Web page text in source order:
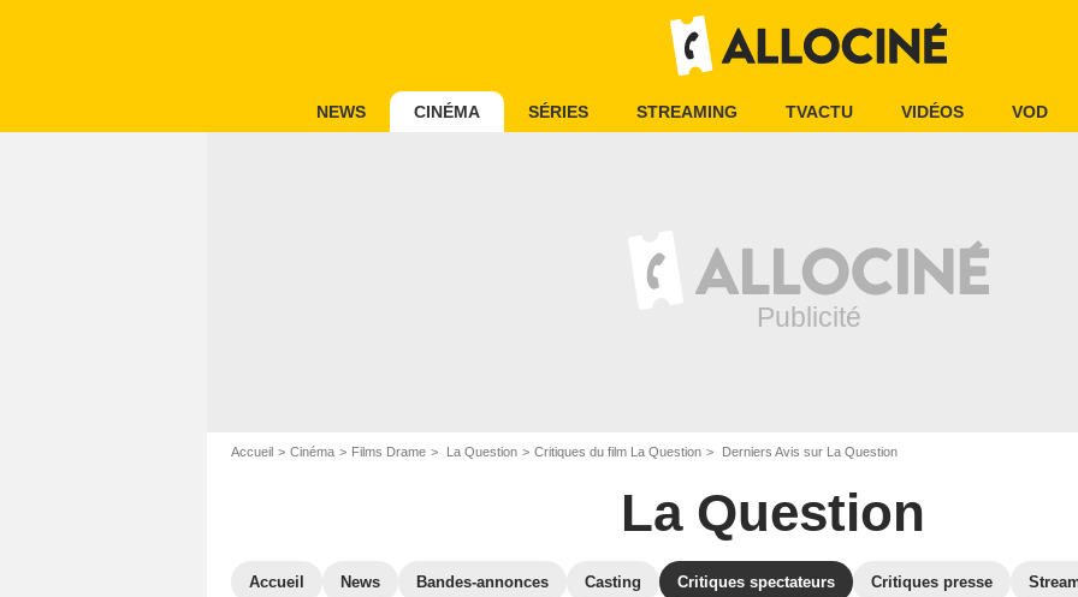
NEWS CINÉMA SÉRIES STREAMING TVACTU VIDÉOS VOD
Accueil Cinéma Films Drame La Question Critiques du film La Question Derniers Avis sur La Question
La Question
Accueil News Bandes-annonces Casting Critiques spectateurs Critiques presse